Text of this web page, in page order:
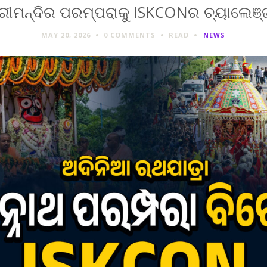
ପରମ୍ପରାକୁ ISKCONର
MAY 20, 2026 0 COMMENTS READ NEWS